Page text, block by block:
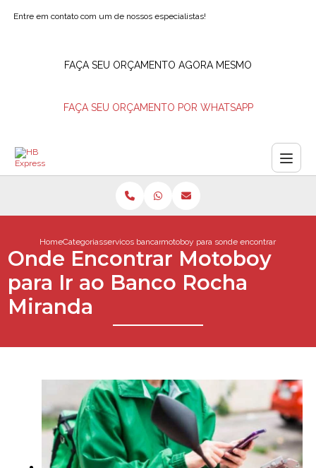
Entre em contato com um de nossos especialistas!
FAÇA SEU ORÇAMENTO AGORA MESMO
FAÇA SEU ORÇAMENTO POR WHATSAPP
HomeCategoriasservicos bancariosmotoboy para saque de valores
onde encontrar motoboy
Onde Encontrar Motoboy
para Ir ao Banco Rocha
Miranda